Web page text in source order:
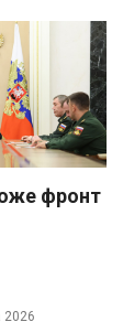
фронт
2026